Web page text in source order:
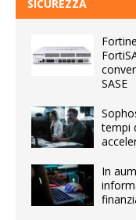
SICUREZZA
SASE
tempi
In